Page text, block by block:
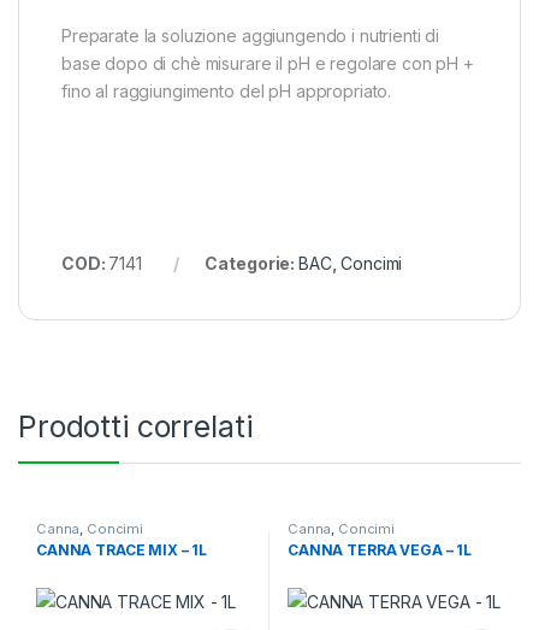
Preparate la soluzione aggiungendo i nutrienti di
base dopo di chè misurare il pH e regolare con pH +
fino al raggiungimento del pH appropriato.
COD: 7141 Categorie: BAC,Concimi
Prodotti correlati
Canna Concimi
CANNA TRACE MIX – 1L
Canna Concimi
CANNA TERRA VEGA – 1L